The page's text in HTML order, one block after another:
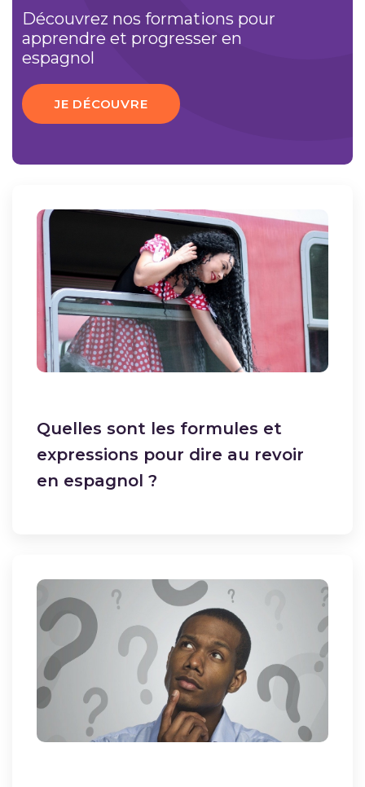
Découvrez nos formations pour
apprendre et progresser en
espagnol
JE DÉCOUVRE
Quelles sont les formules et
expressions pour dire au revoir
en espagnol ?